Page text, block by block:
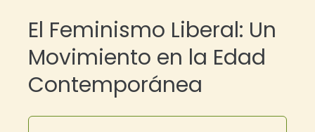
El Feminismo Liberal: Un
Movimiento en la Edad
Contemporánea